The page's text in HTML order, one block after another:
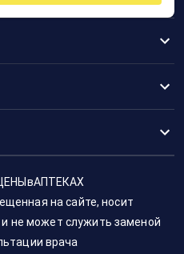
на сайте, носит
не может служить заменой
врача